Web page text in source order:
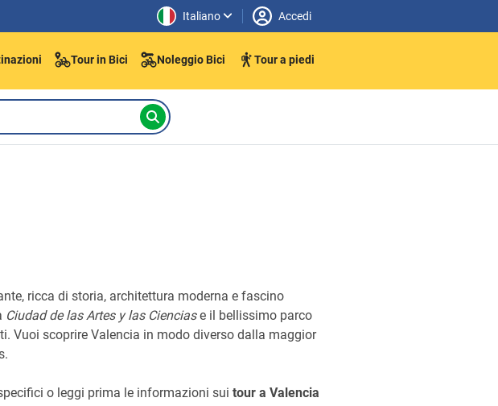
Italiano Accedi
Tour in Bici Noleggio Bici Tour a piedi
ricca di storia, architettura moderna e fascino
Ciudad de las Artes y las Cienciase il bellissimo parco
Vuoi scoprire Valencia in modo diverso dalla maggior
o leggi prima le informazioni sui tour a Valencia